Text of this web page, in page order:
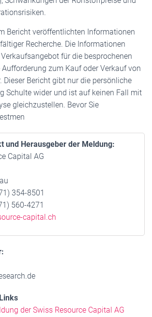
Bericht veröffentlichten Informationen
Recherche. Die Informationen
für die besprochenen
zum Kauf oder Verkauf von
Dieser Bericht gibt nur die persönliche
Schulte wider und ist auf keinen Fall mit
gleichzustellen. Bevor Sie
und Herausgeber der Meldung:
Capital AG
354-8501
560-4271
capital.ch
der Swiss Resource Capital AG